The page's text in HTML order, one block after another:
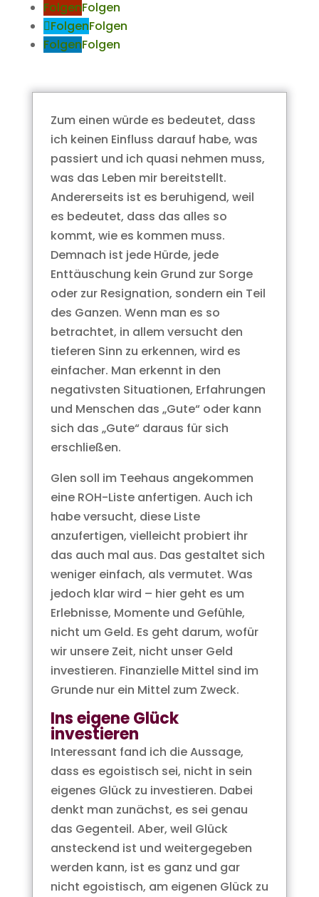
FolgenFolgen
FolgenFolgen
FolgenFolgen
Zum einen würde es bedeutet, dass
ich keinen Einfluss darauf habe, was
passiert und ich quasi nehmen muss,
was das Leben mir bereitstellt.
Andererseits ist es beruhigend, weil
es bedeutet, dass das alles so
kommt, wie es kommen muss.
Demnach ist jede Hürde, jede
Enttäuschung kein Grund zur Sorge
oder zur Resignation, sondern ein Teil
des Ganzen. Wenn man es so
betrachtet, in allem versucht den
tieferen Sinn zu erkennen, wird es
einfacher. Man erkennt in den
negativsten Situationen, Erfahrungen
und Menschen das „Gute“ oder kann
sich das „Gute“ daraus für sich
erschließen.
Glen soll im Teehaus angekommen
eine ROH-Liste anfertigen. Auch ich
habe versucht, diese Liste
anzufertigen, vielleicht probiert ihr
das auch mal aus. Das gestaltet sich
weniger einfach, als vermutet. Was
jedoch klar wird – hier geht es um
Erlebnisse, Momente und Gefühle,
nicht um Geld. Es geht darum, wofür
wir unsere Zeit, nicht unser Geld
investieren. Finanzielle Mittel sind im
Grunde nur ein Mittel zum Zweck.
Ins eigene Glück
investieren
Interessant fand ich die Aussage,
dass es egoistisch sei, nicht in sein
eigenes Glück zu investieren. Dabei
denkt man zunächst, es sei genau
das Gegenteil. Aber, weil Glück
ansteckend ist und weitergegeben
werden kann, ist es ganz und gar
nicht egoistisch, am eigenen Glück zu